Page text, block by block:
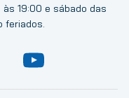
19:00 e sábado das
feriados.